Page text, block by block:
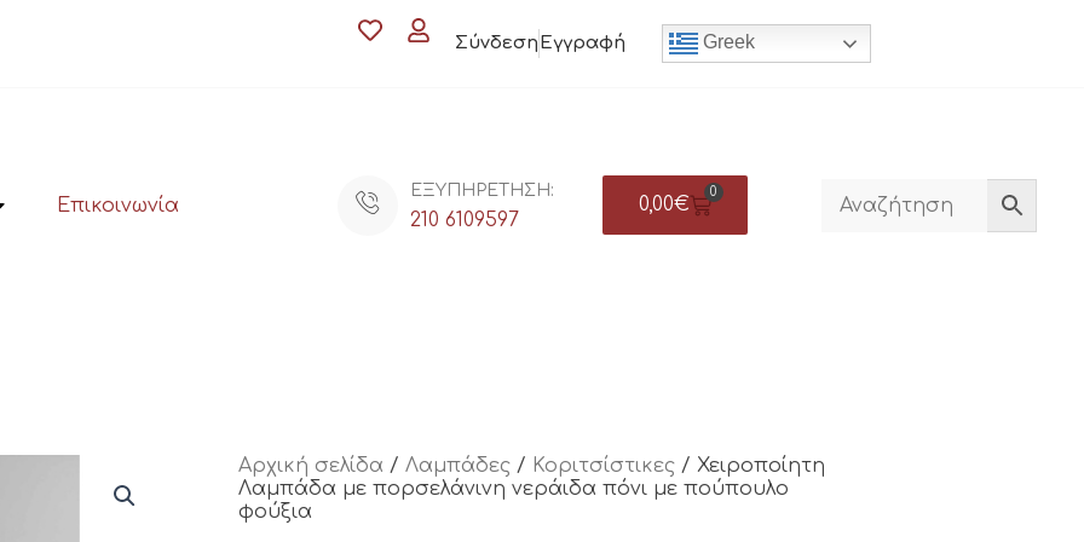
Σύνδεση Εγγραφή Greek
Επικοινωνία
ΕΞΥΠΗΡΕΤΗΣΗ:
210 6109597
0,00€
0
Αρχική σελίδα / Λαμπάδες / Κοριτσίστικες / Χειροποίητη
Λαμπάδα με πορσελάνινη νεράιδα πόνι με πούπουλο
φούξια